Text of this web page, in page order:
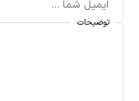
توضیحات